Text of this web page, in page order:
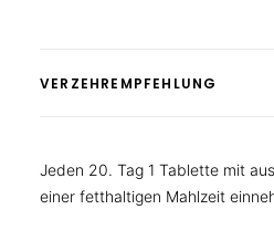
VERZEHREMPFEHLUNG
Jeden 20. Tag 1 Tablette mit
einer fetthaltigen Mahlzeit